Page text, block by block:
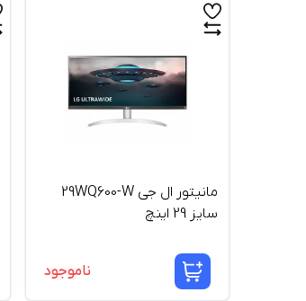
مانیتور ال جی 29WQ600-W
سایز 29 اینچ
ناموجود